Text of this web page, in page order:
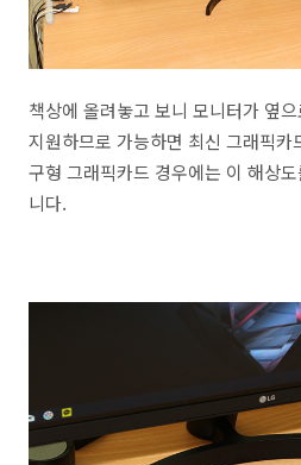
책상에 올려놓고 보니 모니터가 옆
지원하므로 가능하면 최신 그래픽카
구형 그래픽카드 경우에는 이 해상
니다.